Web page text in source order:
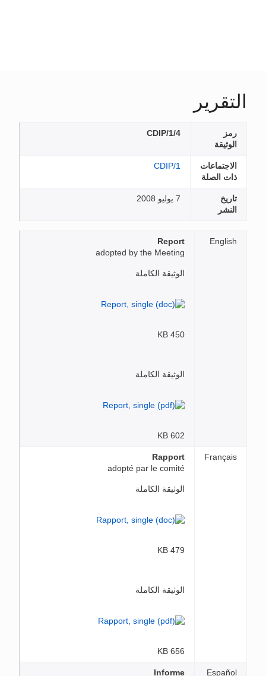
التقرير
رمز
الوثيقة
CDIP/1/4
الاجتماعات
ذات الصلة
CDIP/1
تاريخ
النشر
7 يوليو 2008
English
Report
adopted by the Meeting
الوثيقة الكاملة
450 KB
الوثيقة الكاملة
602 KB
Français
Rapport
adopté par le comité
الوثيقة الكاملة
479 KB
الوثيقة الكاملة
656 KB
Español
Informe